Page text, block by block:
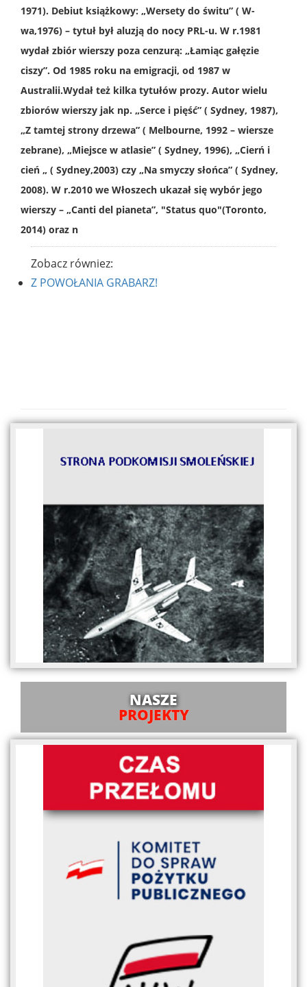
1971). Debiut książkowy: „Wersety do świtu” ( W-
wa,1976) – tytuł był aluzją do nocy PRL-u. W r.1981
wydał zbiór wierszy poza cenzurą: „Łamiąc gałęzie
ciszy”. Od 1985 roku na emigracji, od 1987 w
Australii.Wydał też kilka tytułów prozy. Autor wielu
zbiorów wierszy jak np. „Serce i pięść” ( Sydney, 1987),
„Z tamtej strony drzewa” ( Melbourne, 1992 – wiersze
zebrane), „Miejsce w atlasie” ( Sydney, 1996), „Cierń i
cień „ ( Sydney,2003) czy „Na smyczy słońca” ( Sydney,
2008). W r.2010 we Włoszech ukazał się wybór jego
wierszy – „Canti del pianeta”, "Status quo"(Toronto,
2014) oraz n
Zobacz równiez:
Z POWOŁANIA GRABARZ!
NASZE
PROJEKTY